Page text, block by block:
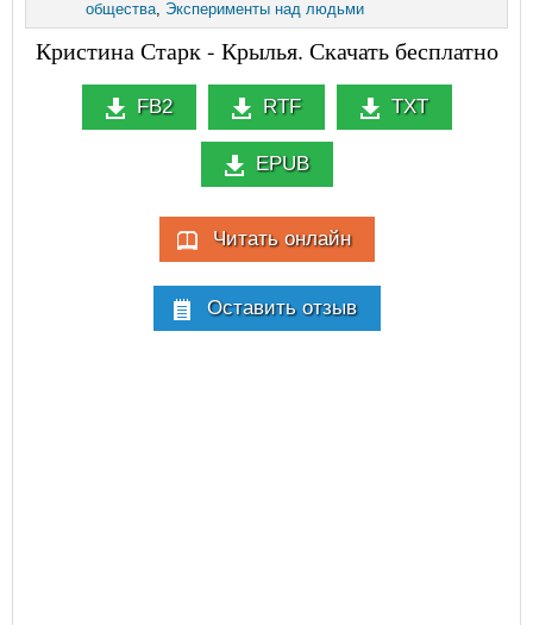
общества, Эксперименты над людьми
Кристина Старк - Крылья. Скачать бесплатно
FB2 RTF TXT
EPUB
Читать онлайн
Оставить отзыв